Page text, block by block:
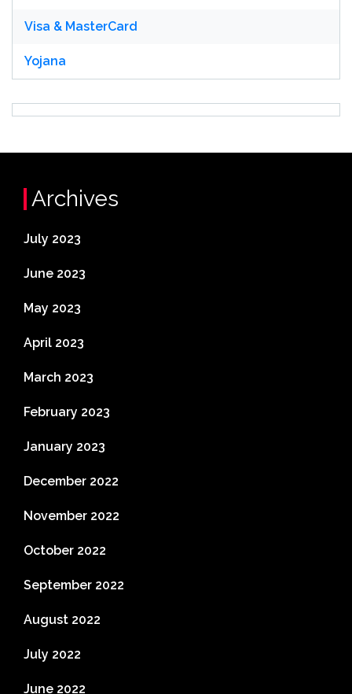
Visa & MasterCard
Yojana
Archives
July 2023
June 2023
May 2023
April 2023
March 2023
February 2023
January 2023
December 2022
November 2022
October 2022
September 2022
August 2022
July 2022
June 2022